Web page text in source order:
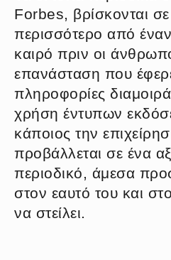
Forbes, βρίσκονται
περισσότερο από
καιρό πριν οι
επανάσταση που έφερε
πληροφορίες
χρήση έντυπων
κάποιος την
προβάλλεται σε ένα
περιοδικό, άμεσα
στον εαυτό του και
να στείλει.